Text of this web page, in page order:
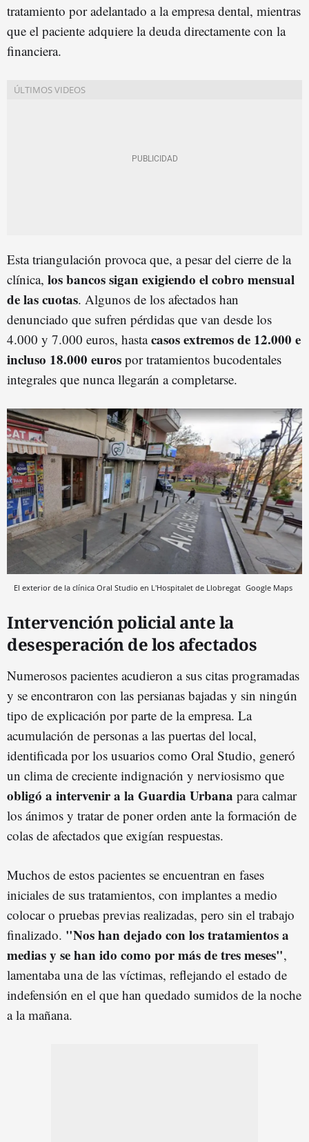
tratamiento por adelantado a la empresa dental, mientras
que el paciente adquiere la deuda directamente con la
financiera.
Esta triangulación provoca que, a pesar del cierre de la
clínica, los bancos sigan exigiendo el cobro mensual
de las cuotas. Algunos de los afectados han
denunciado que sufren pérdidas que van desde los
4.000 y 7.000 euros, hastacasos extremos de 12.000 e
incluso 18.000 euros por tratamientos bucodentales
integrales que nunca llegarán a completarse.
El exterior de la clínica Oral Studio en L'Hospitalet de Llobregat Google Maps
Intervención policial ante la
desesperación de los afectados
Numerosos pacientes acudieron a sus citas programadas
y se encontraron con las persianas bajadas y sin ningún
tipo de explicación por parte de la empresa. La
acumulación de personas a las puertas del local,
identificada por los usuarios como Oral Studio, generó
un clima de creciente indignación y nerviosismo que
obligó a intervenir a la Guardia Urbana para calmar
los ánimos y tratar de poner orden ante la formación de
colas de afectados que exigían respuestas.
Muchos de estos pacientes se encuentran en fases
iniciales de sus tratamientos, con implantes a medio
colocar o pruebas previas realizadas, pero sin el trabajo
finalizado. "Nos han dejado con los tratamientos a
medias y se han ido como por más de tres meses",
lamentaba una de las víctimas, reflejando el estado de
indefensión en el que han quedado sumidos de la noche
a la mañana.